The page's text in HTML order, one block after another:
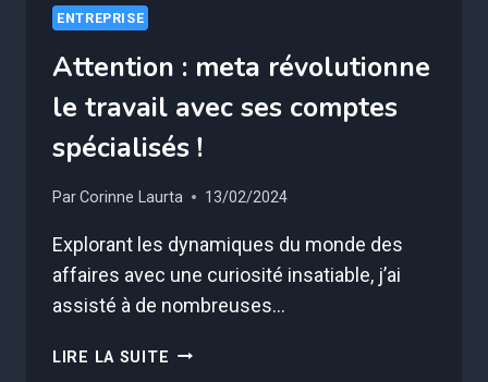
ENTREPRISE
Attention : meta révolutionne
le travail avec ses comptes
spécialisés !
ParCorinne Laurta 13/02/2024
Explorant les dynamiques du monde des
affaires avec une curiosité insatiable, j’ai
assisté à de nombreuses…
LIRE LA SUITE ATTENTION